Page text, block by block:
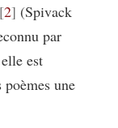
2 (Spivack
par
est
poèmes une